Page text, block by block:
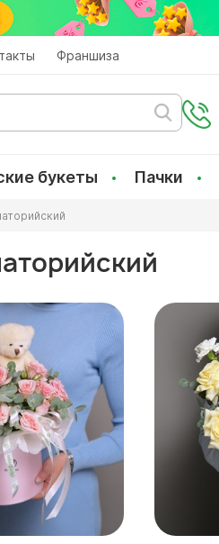
Франшиза
букеты Пачки